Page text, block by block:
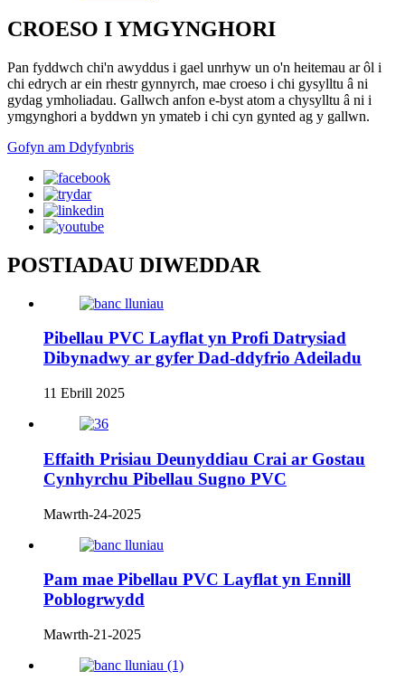
CROESO I YMGYNGHORI
Pan fyddwch chi'n awyddus i gael unrhyw un o'n heitemau ar ôl i
chi edrych ar ein rhestr gynnyrch, mae croeso i chi gysylltu â ni
gydag ymholiadau. Gallwch anfon e-byst atom a chysylltu â ni i
ymgynghori a byddwn yn ymateb i chi cyn gynted ag y gallwn.
Gofyn am Ddyfynbris
POSTIADAU DIWEDDAR
Pibellau PVC Layflat yn Profi Datrysiad
Dibynadwy ar gyfer Dad-ddyfrio Adeiladu
11 Ebrill 2025
Effaith Prisiau Deunyddiau Crai ar Gostau
Cynhyrchu Pibellau Sugno PVC
Mawrth-24-2025
Pam mae Pibellau PVC Layflat yn Ennill
Poblogrwydd
Mawrth-21-2025